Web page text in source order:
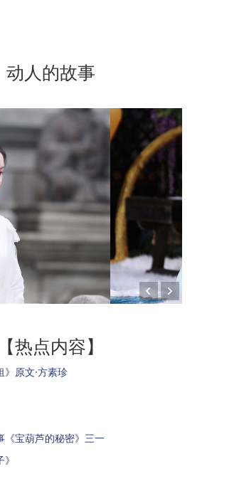
动人的故事
【热点内容】
》原文·方素珍
《宝葫芦的秘密》三一